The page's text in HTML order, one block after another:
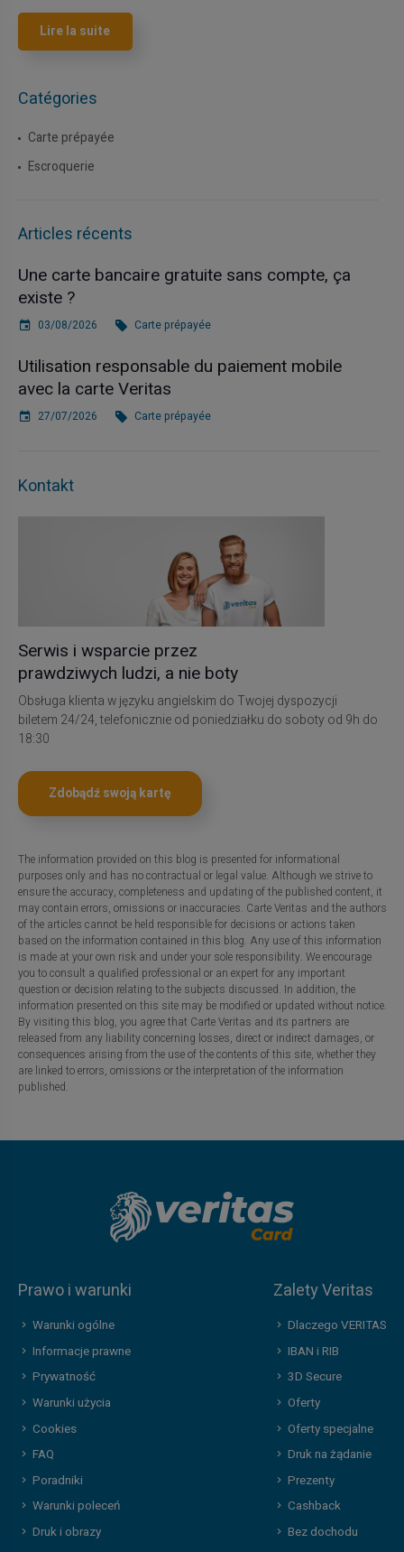
Lire la suite
Catégories
Carte prépayée
Escroquerie
Articles récents
Une carte bancaire gratuite sans compte, ça
existe ?
03/08/2026 Carte prépayée
Utilisation responsable du paiement mobile
avec la carte Veritas
27/07/2026 Carte prépayée
Kontakt
Serwis i wsparcie przez
prawdziwych ludzi, a nie boty
Obsługa klienta w języku angielskim do Twojej dyspozycji
biletem 24/24, telefonicznie od poniedziałku do soboty od 9h do
18:30
Zdobądź swoją kartę
The information provided on this blog is presented for informational
purposes only and has no contractual or legal value. Although we strive to
ensure the accuracy, completeness and updating of the published content, it
may contain errors, omissions or inaccuracies. Carte Veritas and the authors
of the articles cannot be held responsible for decisions or actions taken
based on the information contained in this blog. Any use of this information
is made at your own risk and under your sole responsibility. We encourage
you to consult a qualified professional or an expert for any important
question or decision relating to the subjects discussed. In addition, the
information presented on this site may be modified or updated without notice.
By visiting this blog, you agree that Carte Veritas and its partners are
released from any liability concerning losses, direct or indirect damages, or
consequences arising from the use of the contents of this site, whether they
are linked to errors, omissions or the interpretation of the information
published.
Prawo i warunki
Warunki ogólne
Informacje prawne
Prywatność
Warunki użycia
Cookies
FAQ
Poradniki
Warunki poleceń
Druk i obrazy
Zalety Veritas
Dlaczego VERITAS
IBAN i RIB
3D Secure
Oferty
Oferty specjalne
Druk na żądanie
Prezenty
Cashback
Bez dochodu